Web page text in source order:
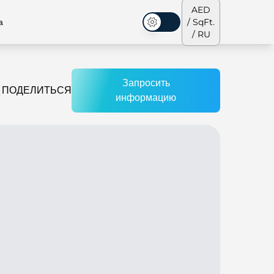
Темная тема
AED
/ SqFt.
/ RU
ПОДЕЛИТЬСЯ
Запросить
информацию